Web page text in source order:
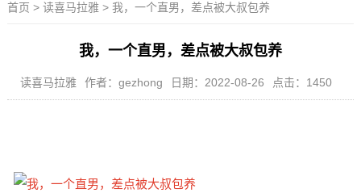
首页 > 读喜马拉雅> 我，一个直男，差点被大叔包养
我，一个直男，差点被大叔包养
读喜马拉雅 作者：gezhong 日期：2022-08-26 点击：1450